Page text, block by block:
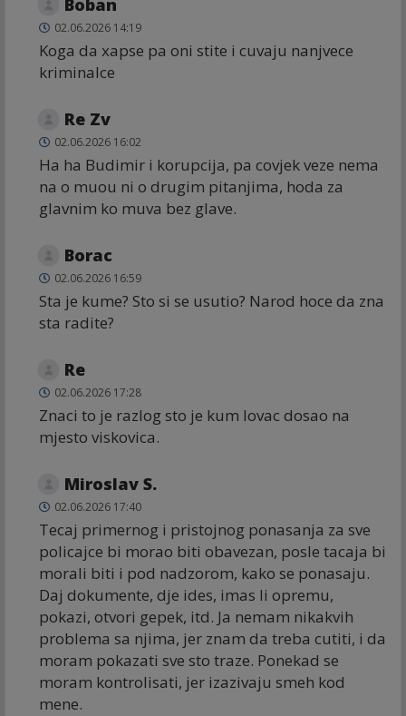
Boban
02.06.2026 14:19
Koga da xapse pa oni stite i cuvaju nanjvece
kriminalce
Re Zv
02.06.2026 16:02
Ha ha Budimir i korupcija, pa covjek veze nema
na o muou ni o drugim pitanjima, hoda za
glavnim ko muva bez glave.
Borac
02.06.2026 16:59
Sta je kume? Sto si se usutio? Narod hoce da zna
sta radite?
Re
02.06.2026 17:28
Znaci to je razlog sto je kum lovac dosao na
mjesto viskovica.
Miroslav S.
02.06.2026 17:40
Tecaj primernog i pristojnog ponasanja za sve
policajce bi morao biti obavezan, posle tacaja bi
morali biti i pod nadzorom, kako se ponasaju.
Daj dokumente, dje ides, imas li opremu,
pokazi, otvori gepek, itd. Ja nemam nikakvih
problema sa njima, jer znam da treba cutiti, i da
moram pokazati sve sto traze. Ponekad se
moram kontrolisati, jer izazivaju smeh kod
mene.